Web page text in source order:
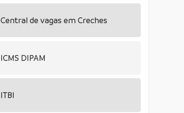
Central de vagas em Creches
ICMS DIPAM
ITBI